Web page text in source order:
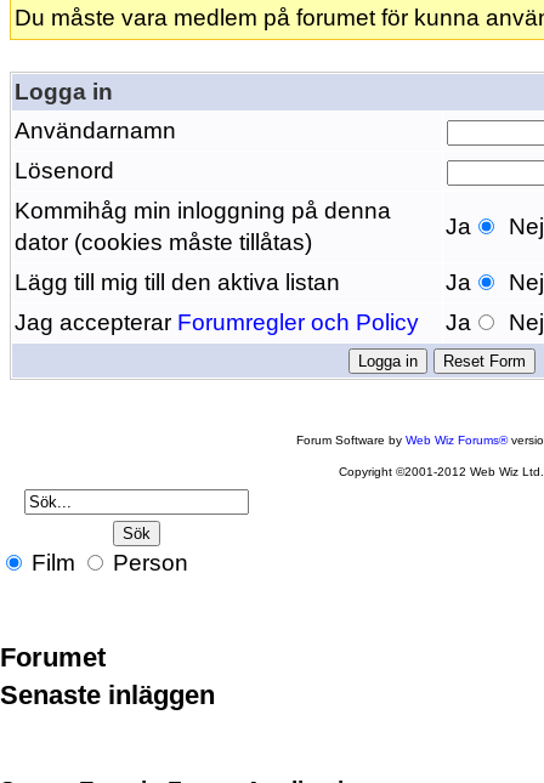
Du måste vara medlem på forumet för kunna
Logga in
Användarnamn
Lösenord
Kommihåg min inloggning på denna
dator (cookies måste tillåtas)
Ja Nej
Lägg till mig till den aktiva listan Ja
Nej
Jag accepterar Forumregler och Policy Ja Nej
Forum Software byWeb Wiz Forums®
Copyright ©2001-2012 Web Wiz Ltd.
Film Person
Forumet
Senaste inläggen